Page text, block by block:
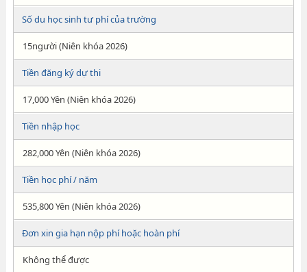
Số du học sinh tư phí của trường
15người (Niên khóa 2026)
Tiền đăng ký dự thi
17,000 Yên (Niên khóa 2026)
Tiền nhập học
282,000 Yên (Niên khóa 2026)
Tiền học phí / năm
535,800 Yên (Niên khóa 2026)
Đơn xin gia hạn nộp phí hoặc hoàn phí
Không thể được